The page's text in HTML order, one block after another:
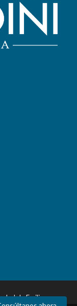
de Emiliano